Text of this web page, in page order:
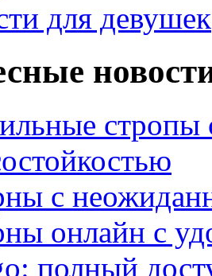
для девушек
с
онлайн с
полный